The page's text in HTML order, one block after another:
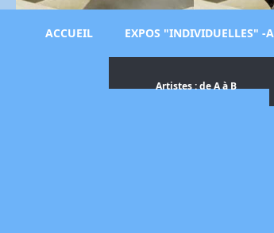
ACCUEIL EXPOS "INDIVIDUELLES" -
Artistes : de A à B